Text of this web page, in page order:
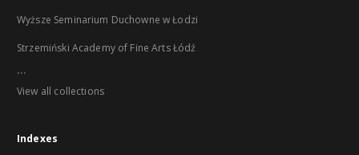
Wyższe Seminarium Duchowne w Łodzi
Strzemiński Academy of Fine Arts Łódź
...
View all collections
Indexes